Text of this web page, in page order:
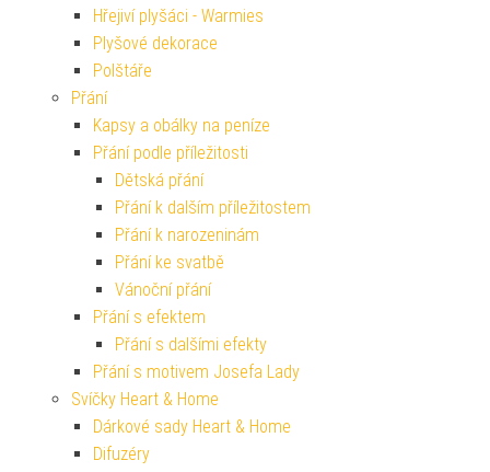
Hřejiví plyšáci - Warmies
Plyšové dekorace
Polštáře
Přání
Kapsy a obálky na peníze
Přání podle příležitosti
Dětská přání
Přání k dalším příležitostem
Přání k narozeninám
Přání ke svatbě
Vánoční přání
Přání s efektem
Přání s dalšími efekty
Přání s motivem Josefa Lady
Svíčky Heart & Home
Dárkové sady Heart & Home
Difuzéry